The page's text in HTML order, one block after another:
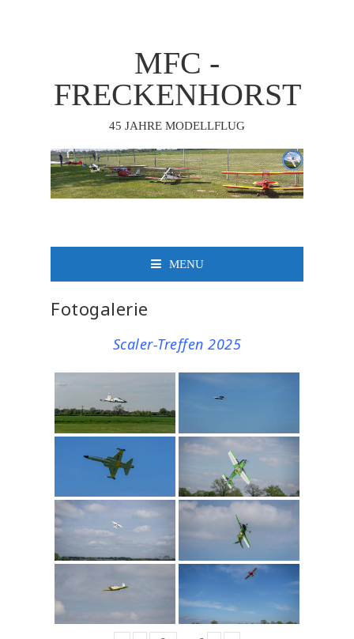
MFC -
FRECKENHORST
45 JAHRE MODELLFLUG
MENU
Fotogalerie
Scaler-Treffen 2025